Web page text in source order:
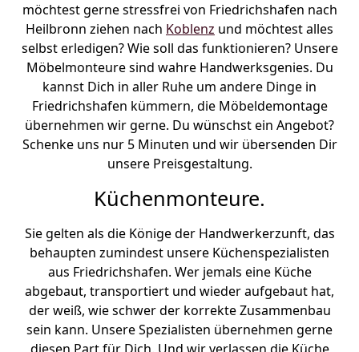
möchtest gerne stressfrei von Friedrichshafen nach
Heilbronn ziehen nach Koblenz und möchtest alles
selbst erledigen? Wie soll das funktionieren? Unsere
Möbelmonteure sind wahre Handwerksgenies. Du
kannst Dich in aller Ruhe um andere Dinge in
Friedrichshafen kümmern, die Möbeldemontage
übernehmen wir gerne. Du wünschst ein Angebot?
Schenke uns nur 5 Minuten und wir übersenden Dir
unsere Preisgestaltung.
Küchenmonteure.
Sie gelten als die Könige der Handwerkerzunft, das
behaupten zumindest unsere Küchenspezialisten
aus Friedrichshafen. Wer jemals eine Küche
abgebaut, transportiert und wieder aufgebaut hat,
der weiß, wie schwer der korrekte Zusammenbau
sein kann. Unsere Spezialisten übernehmen gerne